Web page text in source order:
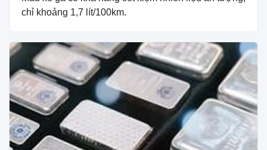
chỉ khoảng 1,7 lít/100km.